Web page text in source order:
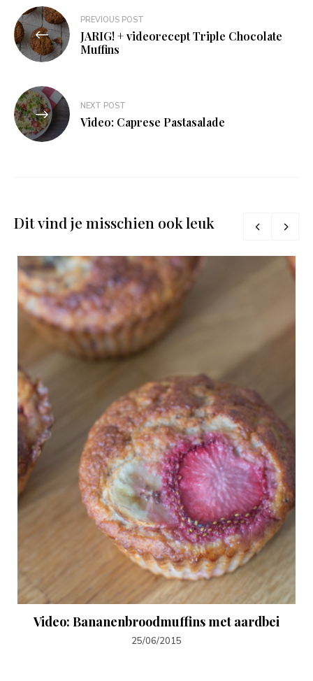
Bericht
navigatie
PREVIOUS POST
JARIG! + videorecept Triple Chocolate
Muffins
NEXT POST
Video: Caprese Pastasalade
Dit vind je misschien ook leuk
Video: Bananenbroodmuffins met aardbei
25/06/2015